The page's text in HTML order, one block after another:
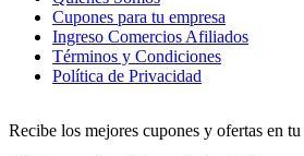
Cupones para tu empresa
Ingreso Comercios Afiliados
Términos y Condiciones
Política de Privacidad
Recibe los mejores cupones y ofertas en